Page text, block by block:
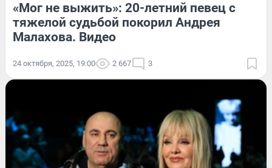
«Мог не выжить»: 20-летний певец с
тяжелой судьбой покорил Андрея
Малахова. Видео
24 октября, 2025, 19:00 2 667 3